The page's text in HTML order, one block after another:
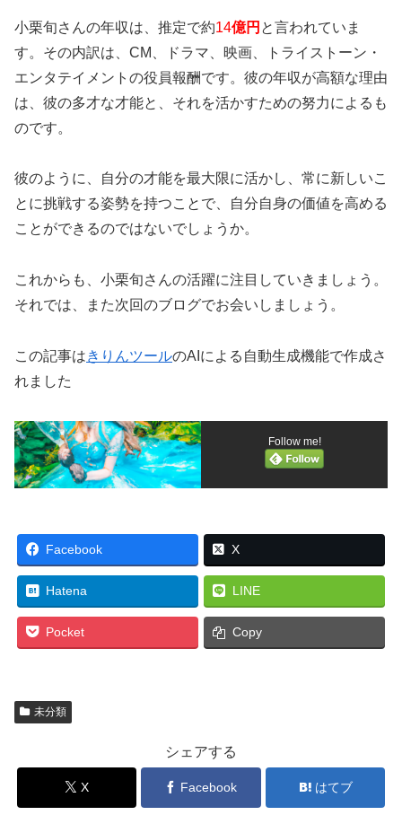
小栗旬さんの年収は、推定で約14億円 と言われていま
す。その内訳は、CM、ドラマ、映画、トライストーン・
エンタテイメントの役員報酬です。彼の年収が高額な理由
は、彼の多才な才能と、それを活かすための努力によるも
のです。
彼のように、自分の才能を最大限に活かし、常に新しいこ
とに挑戦する姿勢を持つことで、自分自身の価値を高める
ことができるのではないでしょうか。
これからも、小栗旬さんの活躍に注目していきましょう。
それでは、また次回のブログでお会いしましょう。
この記事はきりんツールのAIによる自動生成機能で作成さ
れました
Follow me!
Facebook X
Hatena LINE
Pocket Copy
未分類
シェアする
X Facebook はてブ